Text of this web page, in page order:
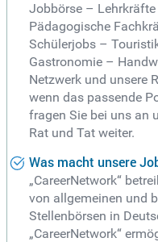
Jobbörse –
Pädagogische
Schülerjobs –
Gastronomie –
Netzwerk und unsere
wenn das passende
fragen Sie bei uns an
Rat und Tat weiter.
Was macht unsere
„CareerNetwork“
von allgemeinen und
Stellenbörsen in
„CareerNetwork“